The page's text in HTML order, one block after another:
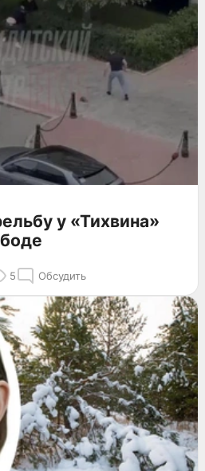
у «Тихвина»
5 Обсудить